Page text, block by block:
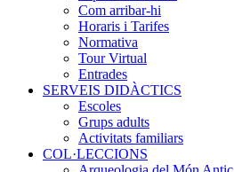
Com arribar-hi
Horaris i Tarifes
Normativa
Tour Virtual
Entrades
SERVEIS DIDÀCTICS
Escoles
Grups adults
Activitats familiars
COL·LECCIONS